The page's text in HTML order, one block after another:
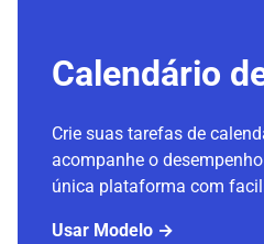
Calendário
Crie suas tarefas de
acompanhe o
única plataforma com
Usar Modelo →